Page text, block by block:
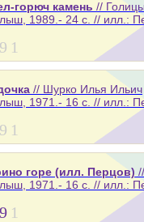
горюч камень //
1989.- 24 с. // илл.:
9 1
// Шурко Илья Ильич
1971.- 16 с. // илл.:
9 1
горе (илл. Перцов)
1971.- 16 с. // илл.:
9 1